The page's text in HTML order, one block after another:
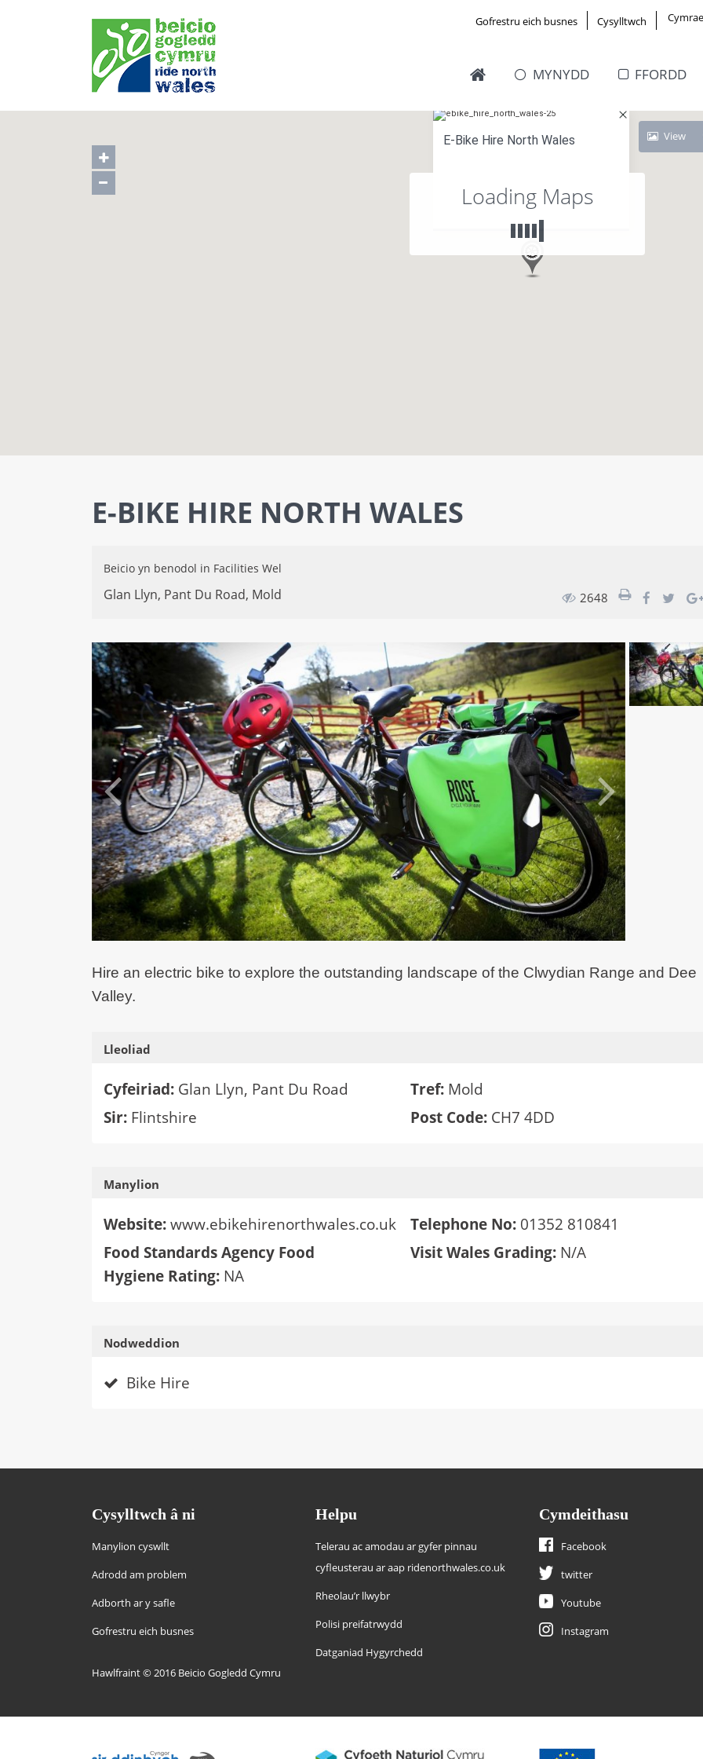
Gofrestru eich busnes Cysylltwch
MYNYDD FFORDD
E-Bike Hire North Wales
Loading Maps
View
E-BIKE HIRE NORTH WALES
Beicio yn benodol in Facilities Wel
Glan Llyn, Pant Du Road, Mold 2648
Hire an electric bike to explore the outstanding landscape of the Clwydian Range and Dee
Valley.
Lleoliad
Cyfeiriad: Glan Llyn, Pant Du Road Tref: Mold
Sir: Flintshire Post Code:CH7 4DD
Manylion
Website:www.ebikehirenorthwales.co.uk Telephone No:01352 810841
Food Standards Agency Food
Hygiene Rating: NA
Visit Wales Grading:N/A
Nodweddion
Bike Hire
Cysylltwch â ni
Manylion cyswllt
Adrodd am problem
Adborth ar y safle
Gofrestru eich busnes
Hawlfraint © 2016 Beicio Gogledd Cymru
Helpu
Telerau ac amodau ar gyfer pinnau
cyfleusterau ar aap ridenorthwales.co.uk
Rheolau’r llwybr
Polisi preifatrwydd
Datganiad Hygyrchedd
Cymdeithasu
Facebook
twitter
Youtube
Instagram